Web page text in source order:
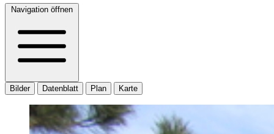
Navigation öffnen
Bilder Datenblatt Plan Karte